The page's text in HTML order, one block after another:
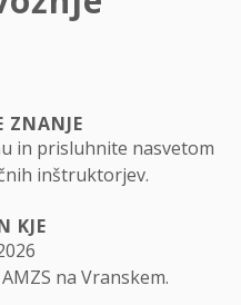
ZNANJE
in prisluhnite nasvetom
inštruktorjev.
KJE
na Vranskem.